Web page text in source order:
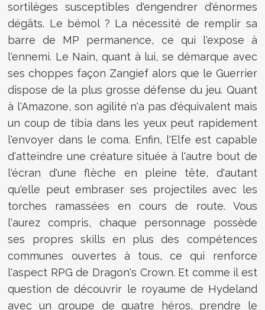
sortilèges susceptibles d'engendrer d'énormes
dégâts. Le bémol ? La nécessité de remplir sa
barre de MP permanence, ce qui l'expose à
l'ennemi. Le Nain, quant à lui, se démarque avec
ses choppes façon Zangief alors que le Guerrier
dispose de la plus grosse défense du jeu. Quant
à l'Amazone, son agilité n'a pas d'équivalent mais
un coup de tibia dans les yeux peut rapidement
l'envoyer dans le coma. Enfin, l'Elfe est capable
d'atteindre une créature située à l'autre bout de
l'écran d'une flèche en pleine tête, d'autant
qu'elle peut embraser ses projectiles avec les
torches ramassées en cours de route. Vous
l'aurez compris, chaque personnage possède
ses propres skills en plus des compétences
communes ouvertes à tous, ce qui renforce
l'aspect RPG de Dragon's Crown. Et comme il est
question de découvrir le royaume de Hydeland
avec un groupe de quatre héros, prendre le